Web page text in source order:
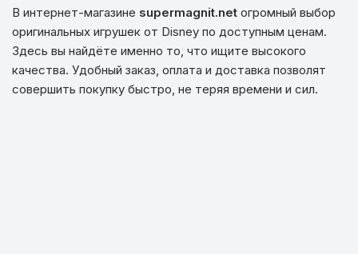
В интернет-магазине supermagnit.netогромный выбор
оригинальных игрушек от Disney по доступным ценам.
Здесь вы найдёте именно то, что ищите высокого
качества. Удобный заказ, оплата и доставка позволят
совершить покупку быстро, не теряя времени и сил.